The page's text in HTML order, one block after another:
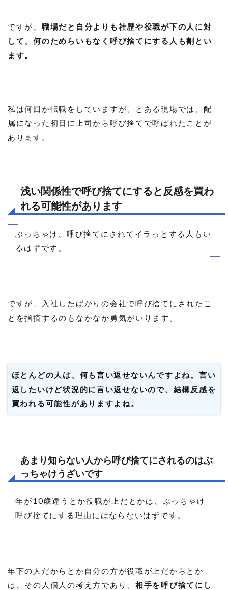
ですが、 職場だと自分よりも社歴や役職が下の人に対
して、何のためらいもなく呼び捨てにする人も割とい
ます。
私は何回か転職をしていますが、とある現場では、配
属になった初日に上司から呼び捨てで呼ばれたことが
あります。
浅い関係性で呼び捨てにすると反感を買わ
れる可能性があります
ぶっちゃけ、呼び捨てにされてイラっとする人もい
るはずです。
ですが、入社したばかりの会社で呼び捨てにされたこ
とを指摘するのもなかなか勇気がいります。
ほとんどの人は、何も言い返せないんですよね。言い
返したいけど状況的に言い返せないので、結構反感を
買われる可能性がありますよね。
あまり知らない人から呼び捨てにされるのはぶ
っちゃけうざいです
年が10歳違うとか役職が上だとかは、ぶっちゃけ
呼び捨てにする理由にはならないはずです。
年下の人だからとか自分の方が役職が上だからとか
は、その人個人の考え方であり、相手を呼び捨てにし